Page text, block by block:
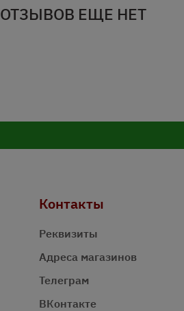
ОТЗЫВОВ ЕЩЕ НЕТ
Контакты
Реквизиты
Адреса магазинов
Телеграм
ВКонтакте